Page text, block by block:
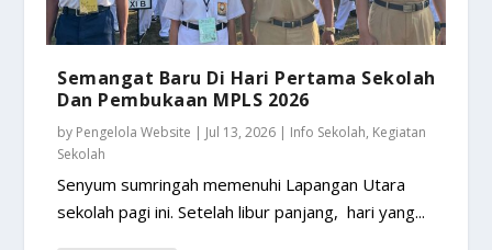
Semangat Baru Di Hari Pertama Sekolah
Dan Pembukaan MPLS 2026
by Pengelola Website | Jul 13, 2026 | Info Sekolah, Kegiatan
Sekolah
Senyum sumringah memenuhi Lapangan Utara
sekolah pagi ini. Setelah libur panjang, hari yang...